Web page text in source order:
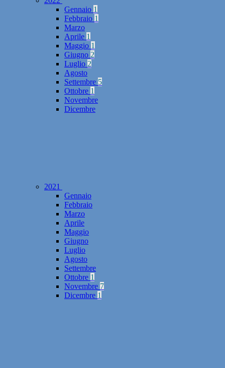
Gennaio 1
Febbraio 1
Marzo
Aprile 1
Maggio 1
Giugno 2
Luglio 2
Agosto
Settembre 5
Ottobre 1
Novembre
Dicembre
2021
Gennaio
Febbraio
Marzo
Aprile
Maggio
Giugno
Luglio
Agosto
Settembre
Ottobre 1
Novembre 7
Dicembre 1